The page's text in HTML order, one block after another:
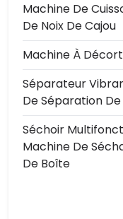
Machine De
De Noix De Cajou
Machine À
Séparateur
De Séparation
Séchoir
Machine De
De Boîte